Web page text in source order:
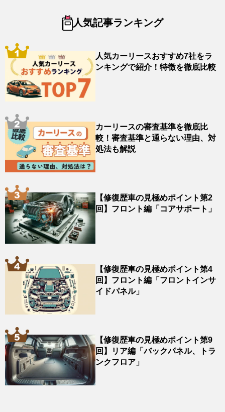
人気記事ランキング
人気カーリースおすすめ7社をラ
ンキングで紹介！特徴を徹底比較
カーリースの審査基準を徹底比
較！審査基準と通らない理由、対
処法も解説
【修復歴車の見極めポイント第2
回】フロント編「コアサポート」
【修復歴車の見極めポイント第4
回】フロント編「フロントインサ
イドパネル」
【修復歴車の見極めポイント第9
回】リア編「バックパネル、トラ
ンクフロア」